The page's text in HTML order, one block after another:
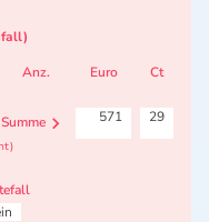
Anz. Euro Ct
571 29